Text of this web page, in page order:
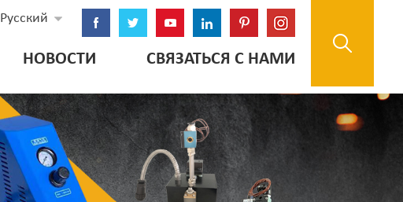
Русский
НОВОСТИ СВЯЗАТЬСЯ С НАМИ